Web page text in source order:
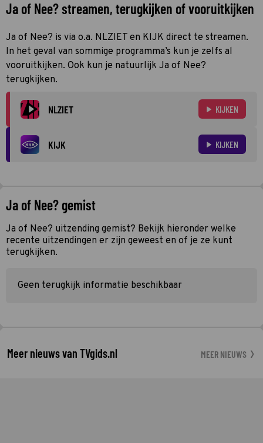
Ja of Nee? streamen, terugkijken of vooruitkijken
Ja of Nee? is via o.a. NLZIET en KIJK direct te streamen.
In het geval van sommige programma’s kun je zelfs al
vooruitkijken. Ook kun je natuurlijk Ja of Nee?
terugkijken.
NLZIET KIJKEN
KIJK KIJKEN
Ja of Nee? gemist
Ja of Nee? uitzending gemist? Bekijk hieronder welke
recente uitzendingen er zijn geweest en of je ze kunt
terugkijken.
Geen terugkijk informatie beschikbaar
Meer nieuws van TVgids.nl MEER NIEUWS